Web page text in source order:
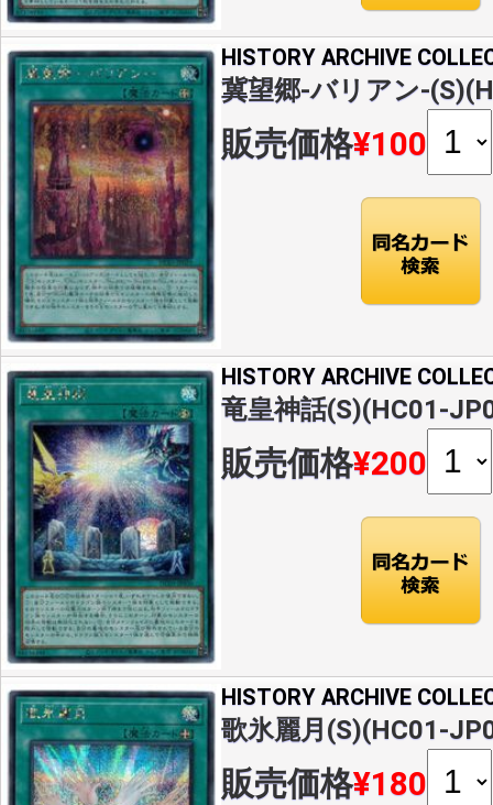
HISTORY ARCHIVE
冀望郷-バリアン-
販売価格¥100
HISTORY ARCHIVE
竜皇神話(S)(HC01-
販売価格¥200
HISTORY ARCHIVE
歌氷麗月(S)(HC01-
販売価格¥180